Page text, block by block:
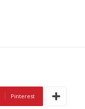
Pinterest